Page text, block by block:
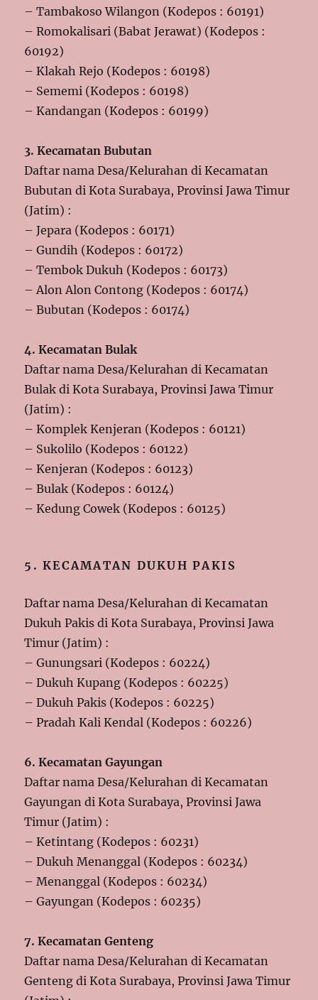
– Tambakoso Wilangon (Kodepos : 60191)
– Romokalisari (Babat Jerawat) (Kodepos :
60192)
– Klakah Rejo (Kodepos : 60198)
– Sememi (Kodepos : 60198)
– Kandangan (Kodepos : 60199)
3. Kecamatan Bubutan
Daftar nama Desa/Kelurahan di Kecamatan
Bubutan di Kota Surabaya, Provinsi Jawa Timur
(Jatim) :
– Jepara (Kodepos : 60171)
– Gundih (Kodepos : 60172)
– Tembok Dukuh (Kodepos : 60173)
– Alon Alon Contong (Kodepos : 60174)
– Bubutan (Kodepos : 60174)
4. Kecamatan Bulak
Daftar nama Desa/Kelurahan di Kecamatan
Bulak di Kota Surabaya, Provinsi Jawa Timur
(Jatim) :
– Komplek Kenjeran (Kodepos : 60121)
– Sukolilo (Kodepos : 60122)
– Kenjeran (Kodepos : 60123)
– Bulak (Kodepos : 60124)
– Kedung Cowek (Kodepos : 60125)
5. KECAMATAN DUKUH PAKIS
Daftar nama Desa/Kelurahan di Kecamatan
Dukuh Pakis di Kota Surabaya, Provinsi Jawa
Timur (Jatim) :
– Gunungsari (Kodepos : 60224)
– Dukuh Kupang (Kodepos : 60225)
– Dukuh Pakis (Kodepos : 60225)
– Pradah Kali Kendal (Kodepos : 60226)
6. Kecamatan Gayungan
Daftar nama Desa/Kelurahan di Kecamatan
Gayungan di Kota Surabaya, Provinsi Jawa
Timur (Jatim) :
– Ketintang (Kodepos : 60231)
– Dukuh Menanggal (Kodepos : 60234)
– Menanggal (Kodepos : 60234)
– Gayungan (Kodepos : 60235)
7. Kecamatan Genteng
Daftar nama Desa/Kelurahan di Kecamatan
Genteng di Kota Surabaya, Provinsi Jawa Timur